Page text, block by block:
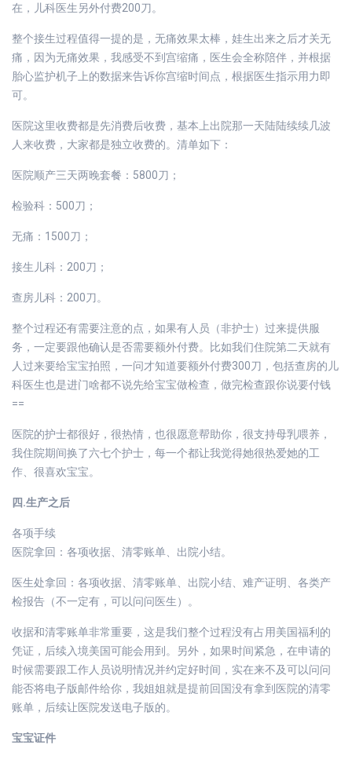
在，儿科医生另外付费200刀。
整个接生过程值得一提的是，无痛效果太棒，娃生出来之后才关无
痛，因为无痛效果，我感受不到宫缩痛，医生会全称陪伴，并根据
胎心监护机子上的数据来告诉你宫缩时间点，根据医生指示用力即
可。
医院这里收费都是先消费后收费，基本上出院那一天陆陆续续几波
人来收费，大家都是独立收费的。清单如下：
医院顺产三天两晚套餐：5800刀；
检验科：500刀；
无痛：1500刀；
接生儿科：200刀；
查房儿科：200刀。
整个过程还有需要注意的点，如果有人员（非护士）过来提供服
务，一定要跟他确认是否需要额外付费。比如我们住院第二天就有
人过来要给宝宝拍照，一问才知道要额外付费300刀，包括查房的儿
科医生也是进门啥都不说先给宝宝做检查，做完检查跟你说要付钱
==
医院的护士都很好，很热情，也很愿意帮助你，很支持母乳喂养，
我住院期间换了六七个护士，每一个都让我觉得她很热爱她的工
作、很喜欢宝宝。
四.生产之后
各项手续
医院拿回：各项收据、清零账单、出院小结。
医生处拿回：各项收据、清零账单、出院小结、难产证明、各类产
检报告（不一定有，可以问问医生）。
收据和清零账单非常重要，这是我们整个过程没有占用美国福利的
凭证，后续入境美国可能会用到。另外，如果时间紧急，在申请的
时候需要跟工作人员说明情况并约定好时间，实在来不及可以问问
能否将电子版邮件给你，我姐姐就是提前回国没有拿到医院的清零
账单，后续让医院发送电子版的。
宝宝证件